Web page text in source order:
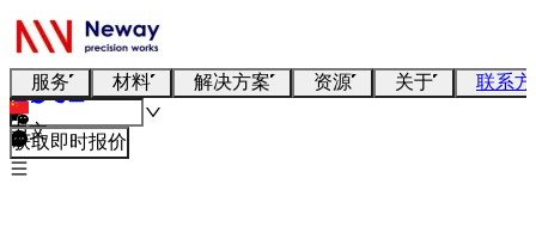
服务 材料 解决方案 资源 关于 联系
中文
获取即时报价